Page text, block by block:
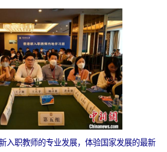
职教师的专业发展，体验国家发展的最新